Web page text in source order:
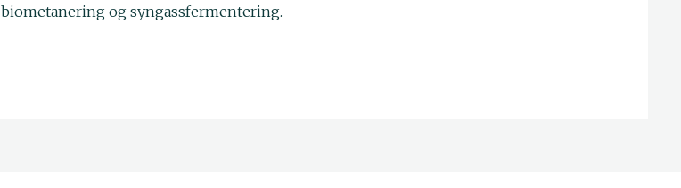
biometanering og syngassfermentering.